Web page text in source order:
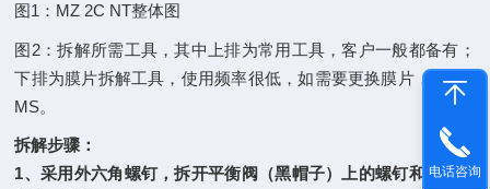
图 1 ： MZ 2C NT整体图
图 2：拆解所需工具，其中上排为常用工具，客户一般都备有；
下排为膜片拆解工具，使用频率很低，如需要更换膜片，请与S
MS。
拆解步骤：
1、采用外六角螺钉，拆开平衡阀（黑帽子）上的螺钉和侧面泵
电话咨询